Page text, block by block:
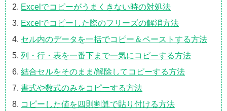
Excelでコピーがうまくきない時の対処法
Excelでコピーした際のフリーズの解消方法
セル内のデータを一括でコピー＆ペーストする方法
列・行・表を一番下まで一気にコピーする方法
結合セルをそのまま/解除してコピーする方法
書式や数式のみをコピーする方法
コピーした値を四則割算で貼り付ける方法